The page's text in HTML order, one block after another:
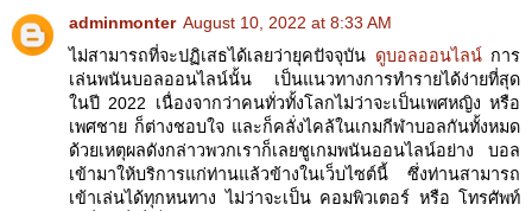
adminmonter August 10, 2022 at 8:33 AM
ไม่สามารถที่จะปฏิเสธได้เลยว่ายุคปัจจุบัน ดูบอลออนไลน์การ
เล่นพนันบอลออนไลน์นั้น เป็นแนวทางการทำรายได้ง่ายที่สุด
ในปี 2022 เนื่องจากว่าคนทั่วทั้งโลกไม่ว่าจะเป็นเพศหญิง หรือ
เพศชาย ก็ต่างชอบใจ และก็คลั่งไคล้ในเกมกีฬาบอลกันทั้งหมด
ด้วยเหตุผลดังกล่าวพวกเราก็เลยชูเกมพนันออนไลน์อย่าง บอล
เข้ามาให้บริการแก่ท่านแล้วข้างในเว็บไซต์นี้ ซึ่งท่านสามารถ
เข้าเล่นได้ทุกหนทาง ไม่ว่าจะเป็น คอมพิวเตอร์ หรือ โทรศัพท์